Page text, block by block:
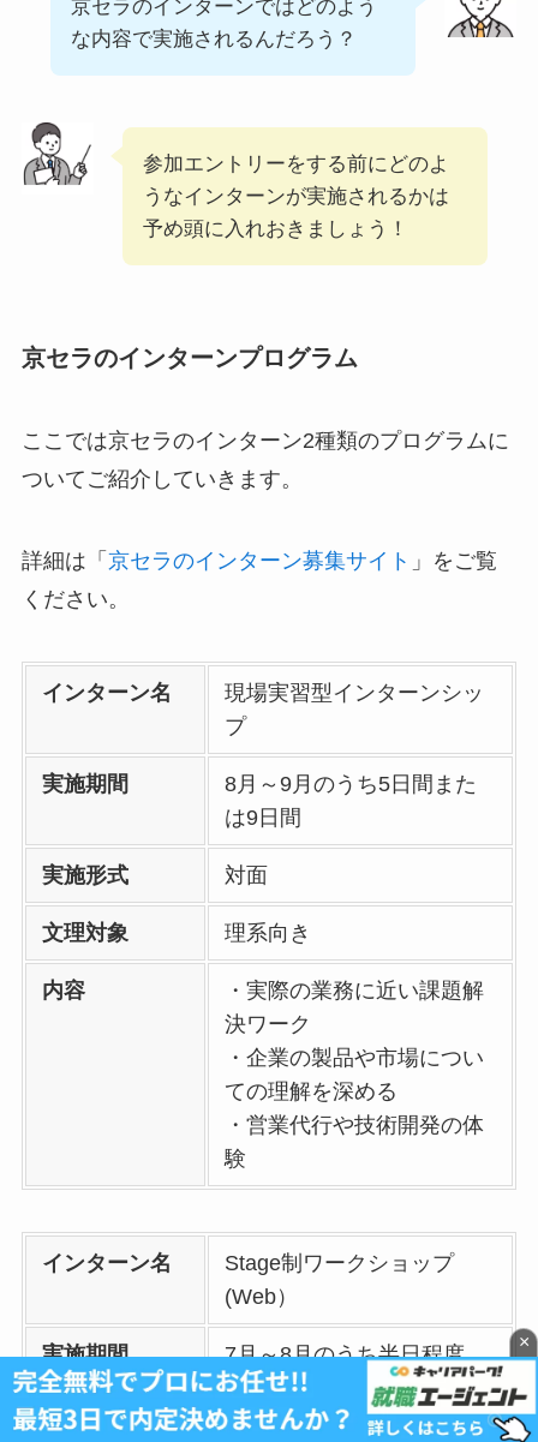
京セラのインターンではどのよう
な内容で実施されるんだろう？
参加エントリーをする前にどのよ
うなインターンが実施されるかは
予め頭に入れおきましょう！
京セラのインターンプログラム
ここでは京セラのインターン2種類のプログラムに
ついてご紹介していきます。
詳細は「 京セラのインターン募集サイト 」をご覧
ください。
インターン名
現場実習型インターンシッ
プ
実施期間
8月～9月のうち5日間また
は9日間
実施形式 対面
文理対象 理系向き
内容
・実際の業務に近い課題解
決ワーク
・企業の製品や市場につい
ての理解を深める
・営業代行や技術開発の体
験
インターン名
Stage制ワークショップ
(Web）
実施期間 7月～8月のうち半日程度
実施形式 オンライン
×